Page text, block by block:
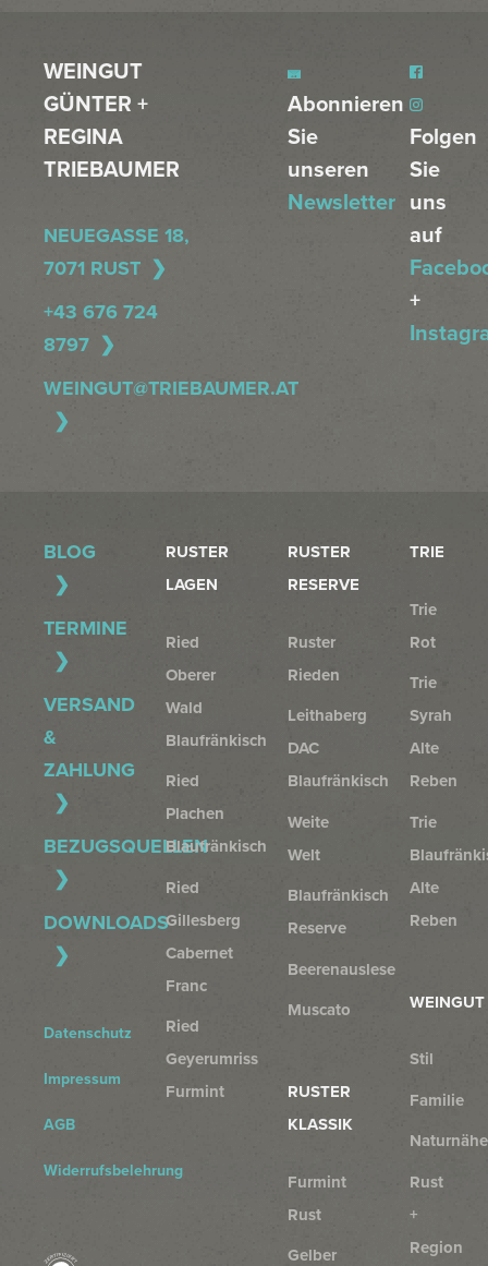
WEINGUT
GÜNTER +
REGINA
TRIEBAUMER
NEUEGASSE 18,
7071 RUST
+43 676 724
8797
WEINGUT@TRIEBAUMER.AT
Abonnieren
Sie
unseren
Newsletter
Folgen
Sie
uns
auf
+
BLOG
TERMINE
VERSAND
&
ZAHLUNG
BEZUGSQUELLEN
DOWNLOADS
Datenschutz
Impressum
AGB
Widerrufsbelehrung
RUSTER
LAGEN
Ried
Oberer
Wald
Blaufränkisch
Ried
Plachen
Blaufränkisch
Ried
Gillesberg
Cabernet
Franc
Ried
Geyerumriss
Furmint
RUSTER
RESERVE
Ruster
Rieden
Leithaberg
DAC
Blaufränkisch
Weite
Welt
Blaufränkisch
Reserve
Beerenauslese
Muscato
RUSTER
KLASSIK
Furmint
Rust
Gelber
TRIE
Trie
Rot
Trie
Syrah
Alte
Reben
Trie
Alte
Reben
WEINGUT
Stil
Familie
Naturnähe
Rust
+
Region